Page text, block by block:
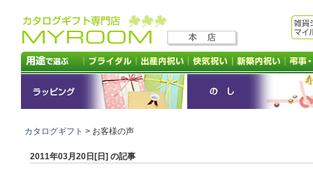
カタログギフト > お客様の声
2011年03月20日[日] の記事